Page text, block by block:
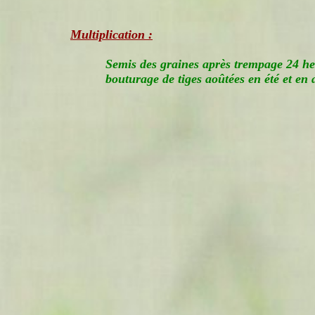
Multiplication :
Semis des graines après trempage 24
bouturage de tiges aoûtées en été et en